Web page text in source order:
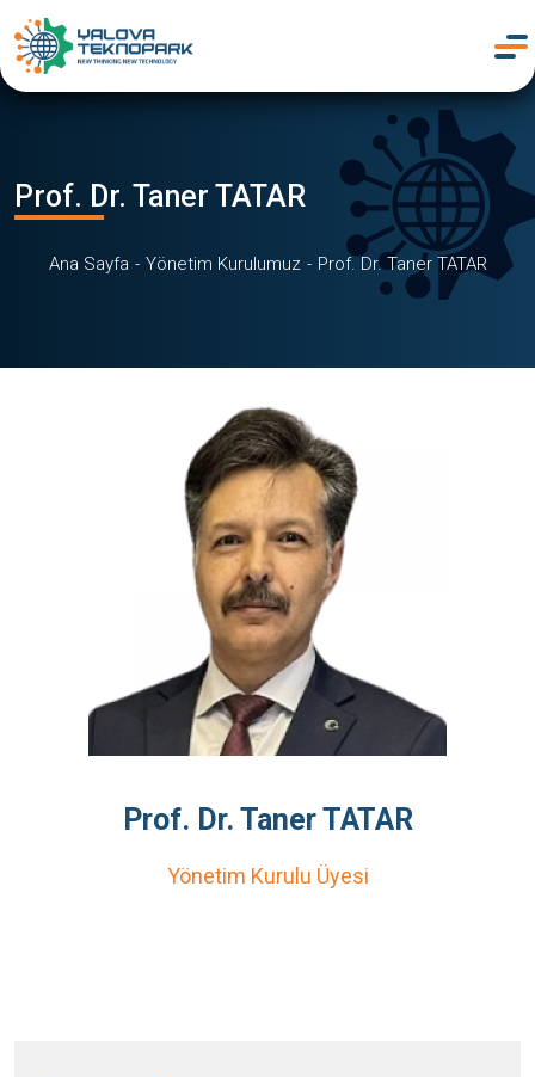
Prof. Dr. Taner TATAR
Ana Sayfa Yönetim Kurulumuz Prof. Dr. Taner TATAR
Prof. Dr. Taner TATAR
Yönetim Kurulu Üyesi